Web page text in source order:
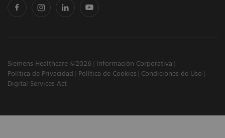
Siemens Healthcare ©2026
Información Corporativa
Política de Privacidad
Política de Cookies
Condiciones de Uso
Digital Services Act